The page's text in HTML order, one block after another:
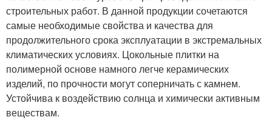
строительных работ. В данной продукции сочетаются
самые необходимые свойства и качества для
продолжительного срока эксплуатации в экстремальных
климатических условиях. Цокольные плитки на
полимерной основе намного легче керамических
изделий, по прочности могут соперничать с камнем.
Устойчива к воздействию солнца и химически активным
веществам.